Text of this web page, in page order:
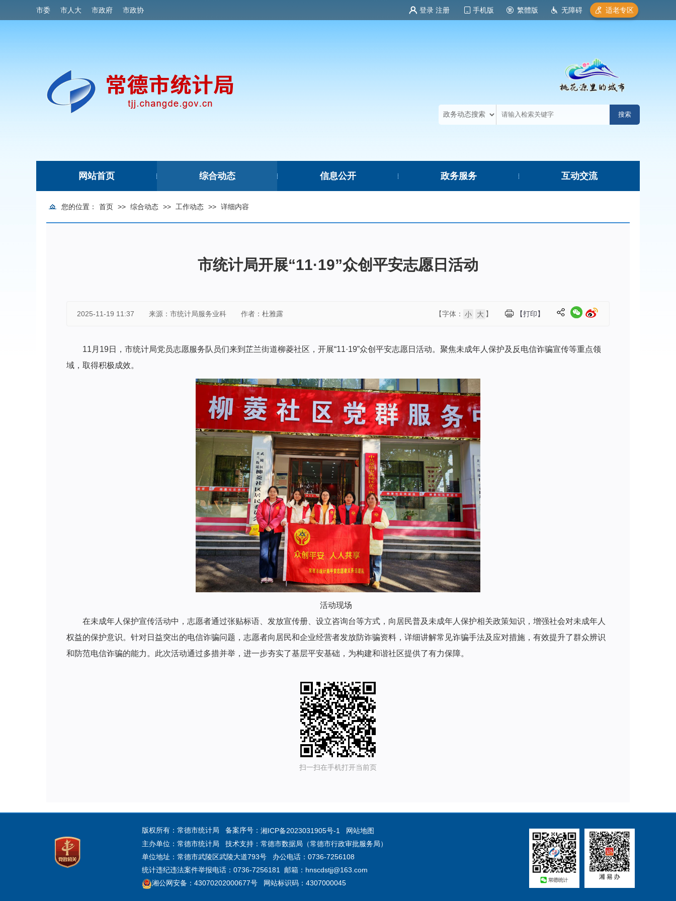
市委 市人大 市政府 市政协 登录 注册 手机版 繁體版 无障碍 适老专区
网站首页 综合动态 信息公开 政务服务 互动交流
您的位置： 首页 >> 综合动态 >> 工作动态 >> 详细内容
市统计局开展“11·19”众创平安志愿日活动
2025-11-19 11:37 来源：市统计局服务业科 作者：杜雅露 【打印】
【字体： 小 大 】
11月19日，市统计局党员志愿服务队员们来到芷兰街道柳菱社区，开展“11·19”众创平安志愿日活动。聚焦未成年人保护及反电信诈骗宣传等重点领
域，取得积极成效。
活动现场
在未成年人保护宣传活动中，志愿者通过张贴标语、发放宣传册、设立咨询台等方式，向居民普及未成年人保护相关政策知识，增强社会对未成年人
权益的保护意识。 针对日益突出的电信诈骗问题，志愿者向居民和企业经营者发放防诈骗资料，详细讲解常见诈骗手法及应对措施，有效提升了群众辨识
和防范电信诈骗的能力。 此次活动通过多措并举，进一步夯实了基层平安基础，为构建和谐社区提供了有力保障。
扫一扫在手机打开当前页
版权所有：常德市统计局 备案序号： 湘ICP备2023031905号-1
网站地图
主办单位：常德市统计局 技术支持：常德市数据局（常德市行政审批服务局）
单位地址：常德市武陵区武陵大道793号 办公电话：0736-7256108
统计违纪违法案件举报电话：0736-7256181 邮箱：hnscdstjj@163.com
湘公网安备：43070202000677号 网站标识码：4307000045